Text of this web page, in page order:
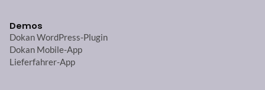
Demos
Dokan WordPress-Plugin
Dokan Mobile-App
Lieferfahrer-App